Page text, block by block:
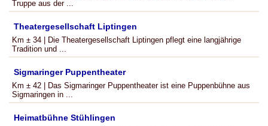
Truppe aus der ...
Theatergesellschaft Liptingen
Km ± 34 | Die Theatergesellschaft Liptingen pflegt eine langjährige
Tradition und ...
Sigmaringer Puppentheater
Km ± 42 | Das Sigmaringer Puppentheater ist eine Puppenbühne aus
Sigmaringen in ...
Heimatbühne Stühlingen